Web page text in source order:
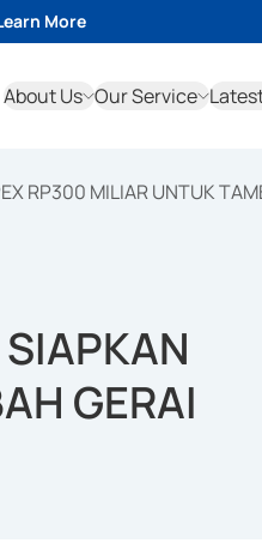
More
About Us Our Service
RP300 MILIAR UNTUK
GERAI